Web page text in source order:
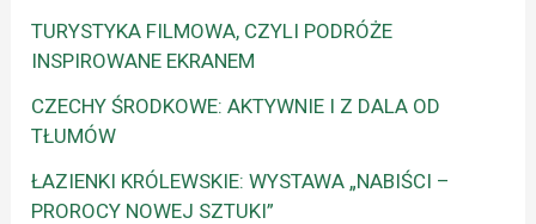
TURYSTYKA FILMOWA, CZYLI PODRÓŻE
INSPIROWANE EKRANEM
CZECHY ŚRODKOWE: AKTYWNIE I Z DALA OD
TŁUMÓW
ŁAZIENKI KRÓLEWSKIE: WYSTAWA „NABIŚCI –
PROROCY NOWEJ SZTUKI”